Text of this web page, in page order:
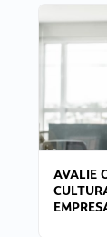
AVALIE